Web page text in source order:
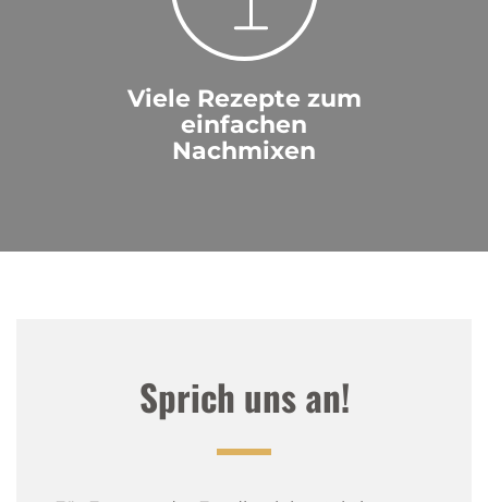
Viele Rezepte zum
einfachen
Nachmixen
Sprich uns an!